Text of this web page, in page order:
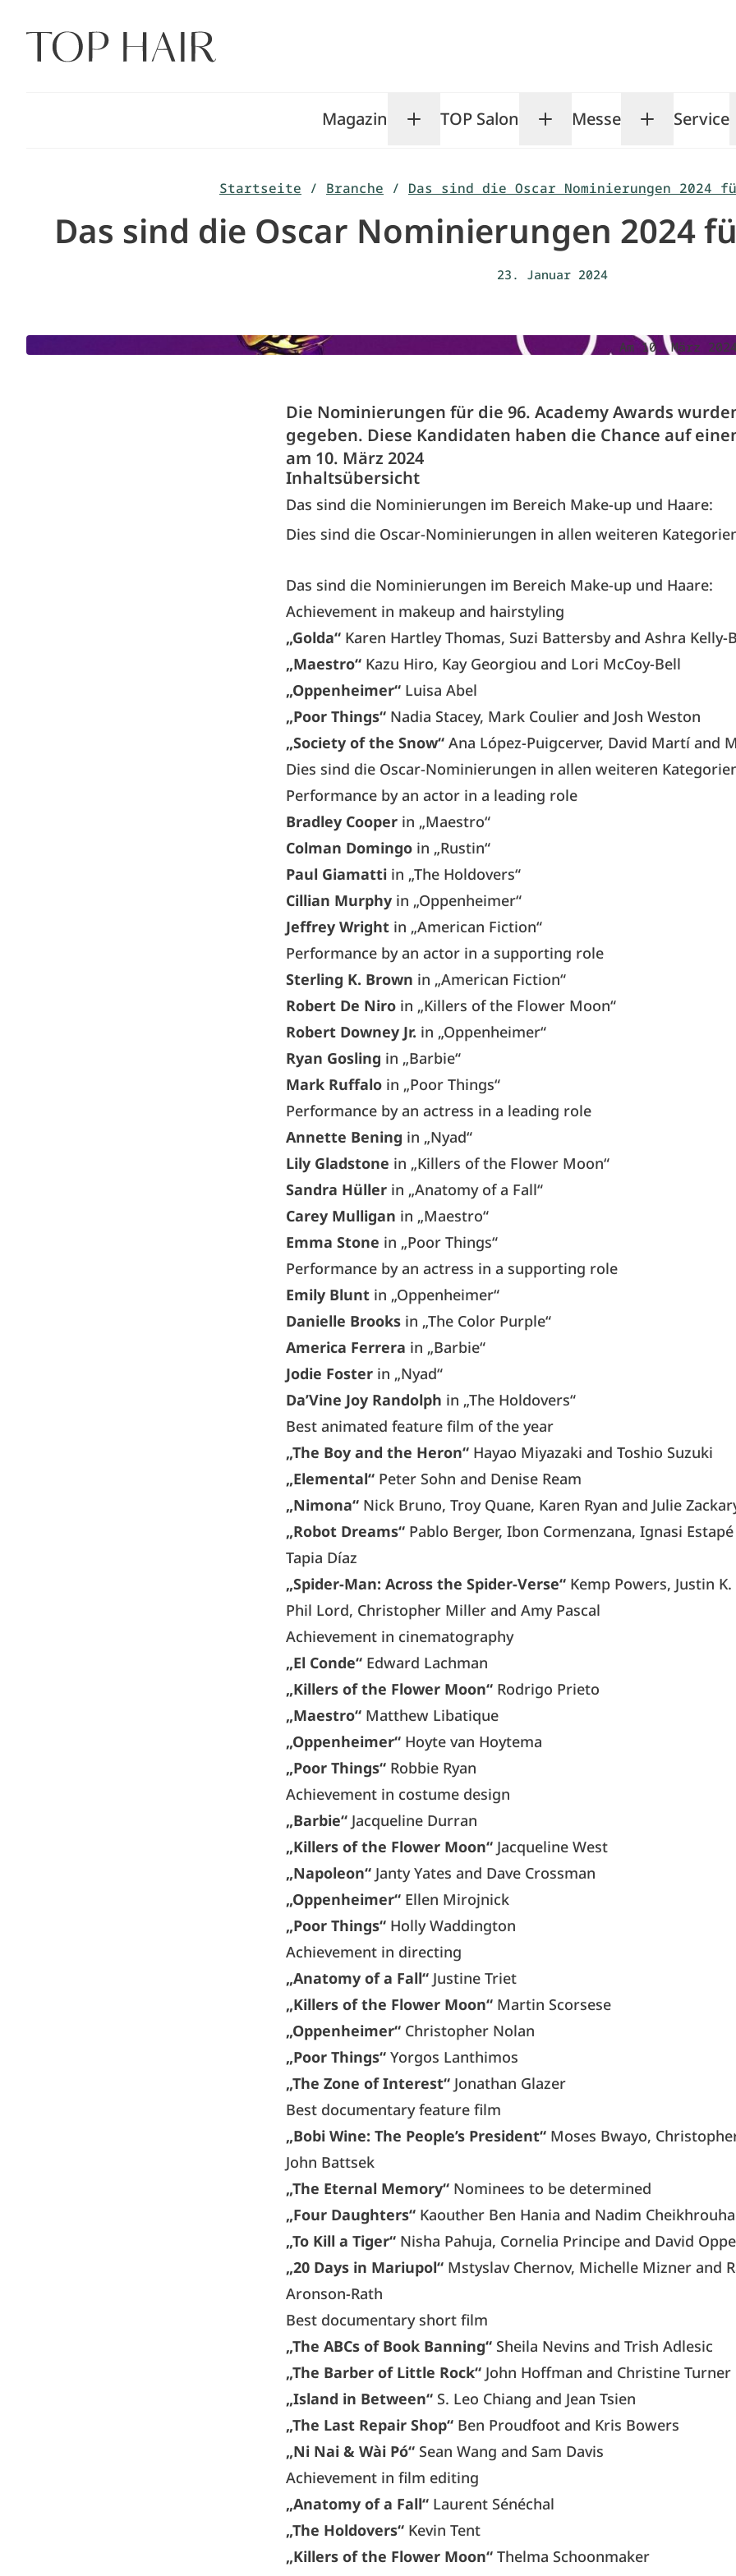
Inhalt
springen
Magazin Toggle Magazin submenu
TOP Salon Toggle TOP Salon
Messe ToggleService
Startseite / Branche / Das sind die Oscar Nominierungen 2024
Das sind die Oscar Nominierungen 2024
23. Januar 2024
Am 10. März
Die Nominierungen für die 96. Academy Awards
gegeben. Diese Kandidaten haben die Chance auf
am 10. März 2024
Inhaltsübersicht
Das sind die Nominierungen im Bereich Make-up und Haare:
Dies sind die Oscar-Nominierungen in allen weiteren
Das sind die Nominierungen im Bereich Make-up und Haare:
Achievement in makeup and hairstyling
„Golda“ Karen Hartley Thomas, Suzi Battersby and Ashra Kelly-
„Maestro“ Kazu Hiro, Kay Georgiou and Lori McCoy-Bell
„Oppenheimer“ Luisa Abel
„Poor Things“ Nadia Stacey, Mark Coulier and Josh Weston
„Society of the Snow“ Ana López-Puigcerver, David Martí and
Dies sind die Oscar-Nominierungen in allen weiteren
Performance by an actor in a leading role
Bradley Cooper in „Maestro“
Colman Domingo in „Rustin“
Paul Giamatti in „The Holdovers“
Cillian Murphy in „Oppenheimer“
Jeffrey Wright in „American Fiction“
Performance by an actor in a supporting role
Sterling K. Brown in „American Fiction“
Robert De Niro in „Killers of the Flower Moon“
Robert Downey Jr. in „Oppenheimer“
Ryan Gosling in „Barbie“
Mark Ruffalo in „Poor Things“
Performance by an actress in a leading role
Annette Bening in „Nyad“
Lily Gladstone in „Killers of the Flower Moon“
Sandra Hüller in „Anatomy of a Fall“
Carey Mulligan in „Maestro“
Emma Stone in „Poor Things“
Performance by an actress in a supporting role
Emily Blunt in „Oppenheimer“
Danielle Brooks in „The Color Purple“
America Ferrera in „Barbie“
Jodie Foster in „Nyad“
Da’Vine Joy Randolph in „The Holdovers“
Best animated feature film of the year
„The Boy and the Heron“ Hayao Miyazaki and Toshio Suzuki
„Elemental“ Peter Sohn and Denise Ream
„Nimona“ Nick Bruno, Troy Quane, Karen Ryan and Julie
„Robot Dreams“ Pablo Berger, Ibon Cormenzana, Ignasi
Tapia Díaz
„Spider-Man: Across the Spider-Verse“ Kemp Powers, Justin
Phil Lord, Christopher Miller and Amy Pascal
Achievement in cinematography
„El Conde“ Edward Lachman
„Killers of the Flower Moon“ Rodrigo Prieto
„Maestro“ Matthew Libatique
„Oppenheimer“ Hoyte van Hoytema
„Poor Things“ Robbie Ryan
Achievement in costume design
„Barbie“ Jacqueline Durran
„Killers of the Flower Moon“ Jacqueline West
„Napoleon“ Janty Yates and Dave Crossman
„Oppenheimer“ Ellen Mirojnick
„Poor Things“ Holly Waddington
Achievement in directing
„Anatomy of a Fall“ Justine Triet
„Killers of the Flower Moon“ Martin Scorsese
„Oppenheimer“ Christopher Nolan
„Poor Things“ Yorgos Lanthimos
„The Zone of Interest“ Jonathan Glazer
Best documentary feature film
„Bobi Wine: The People’s President“ Moses Bwayo,
John Battsek
„The Eternal Memory“ Nominees to be determined
„Four Daughters“ Kaouther Ben Hania and Nadim Cheikhrouha
„To Kill a Tiger“ Nisha Pahuja, Cornelia Principe and David
„20 Days in Mariupol“ Mstyslav Chernov, Michelle Mizner and
Aronson-Rath
Best documentary short film
„The ABCs of Book Banning“ Sheila Nevins and Trish Adlesic
„The Barber of Little Rock“ John Hoffman and Christine Turner
„Island in Between“ S. Leo Chiang and Jean Tsien
„The Last Repair Shop“ Ben Proudfoot and Kris Bowers
„Ni Nai & Wài Pó“ Sean Wang and Sam Davis
Achievement in film editing
„Anatomy of a Fall“ Laurent Sénéchal
„The Holdovers“ Kevin Tent
„Killers of the Flower Moon“ Thelma Schoonmaker